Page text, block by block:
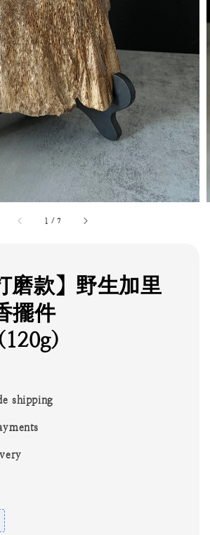
1 /7
磨款】野生加里
擺件
shipping